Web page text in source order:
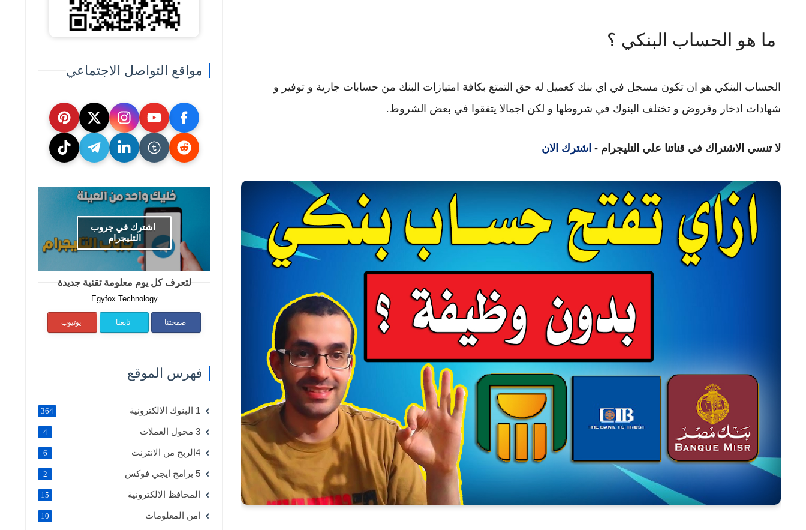
ما هو الحساب البنكي ؟
الحساب البنكي هو ان تكون مسجل في اي بنك كعميل له حق التمتع بكافة امتيازات البنك من حسابات جارية و توفير و
شهادات ادخار وقروض و تختلف البنوك في شروطها و لكن اجمالا يتفقوا في بعض الشروط.
لا تنسي الاشتراك في قناتنا علي التليجرام - اشترك الان
مواقع التواصل الاجتماعي
اشترك في جروب
التليجرام
لتعرف كل يوم معلومة تقنية جديدة
Egyfox Technology
صفحتنا تابعنا يوتيوب
فهرس الموقع
1 البنوك الالكترونية 364
3 محول العملات 4
4الربح من الانترنت 6
5 برامج ايجي فوكس 2
المحافظ الالكترونية 15
امن المعلومات 10